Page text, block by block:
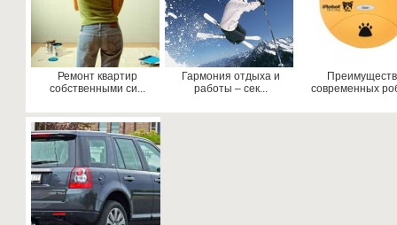
Ремонт квартир
собственными си...
Гармония отдыха и
работы – сек...
современных